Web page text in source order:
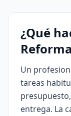
¿Qué
Un
tareas
entrega. La